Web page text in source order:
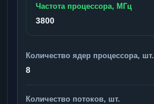
Частота процессора, МГц
3800
Количество ядер процессора, шт.
8
Количество потоков, шт.